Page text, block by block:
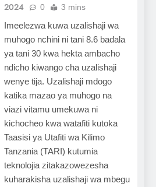
2024
0 3 mins
Imeelezwa kuwa uzalishaji wa
muhogo nchini ni tani 8.6 badala
ya tani 30 kwa hekta ambacho
ndicho kiwango cha uzalishaji
wenye tija. Uzalishaji mdogo
katika mazao ya muhogo na
viazi vitamu umekuwa ni
kichocheo kwa watafiti kutoka
Taasisi ya Utafiti wa Kilimo
Tanzania (TARI) kutumia
teknolojia zitakazowezesha
kuharakisha uzalishaji wa mbegu